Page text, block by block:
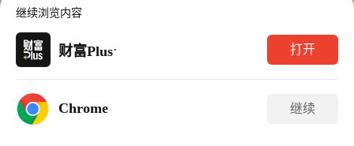
杂志订阅
隐私政策
Copyright © 2026财富媒体知识产权有限公司
版权所有，未经书面许可，任何机构不得转载
继续浏览内容
财富Plus· 打开
Chrome 继续